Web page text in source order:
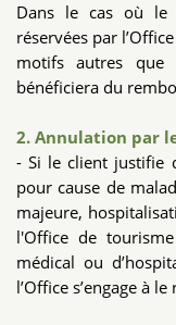
Dans le cas où le
réservées par
motifs autres que
bénéficiera du
2. Annulation par
- Si le client justifie
pour cause de
majeure,
l'Office de
médical ou
l’Office s’engage à